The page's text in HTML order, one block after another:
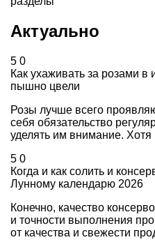
Актуально
5 0
Как ухаживать за розами в
пышно цвели
Розы лучше всего
себя обязательство
уделять им внимание.
5 0
Когда и как солить и
Лунному календарю 2026
Конечно, качество
и точности выполнения
от качества и свежести